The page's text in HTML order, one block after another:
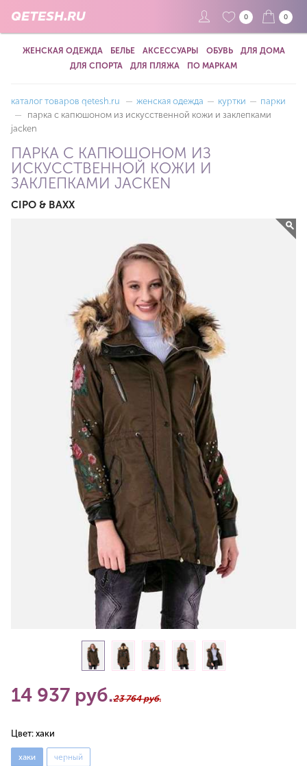
QETESH.RU 0 0
ЖЕНСКАЯ ОДЕЖДА БЕЛЬЕ АКСЕССУАРЫ ОБУВЬ
ДЛЯ ДОМА
ДЛЯ СПОРТА
ДЛЯ ПЛЯЖА ПО МАРКАМ
каталог товаров qetesh.ru — женская одежда — куртки — парки
—
парка с капюшоном из искусственной кожи и заклепками
jacken
ПАРКА С КАПЮШОНОМ ИЗ
ИСКУССТВЕННОЙ КОЖИ И
ЗАКЛЕПКАМИ JACKEN
CIPO & BAXX
14 937 руб.23 764 руб.
Цвет: хаки
хаки черный